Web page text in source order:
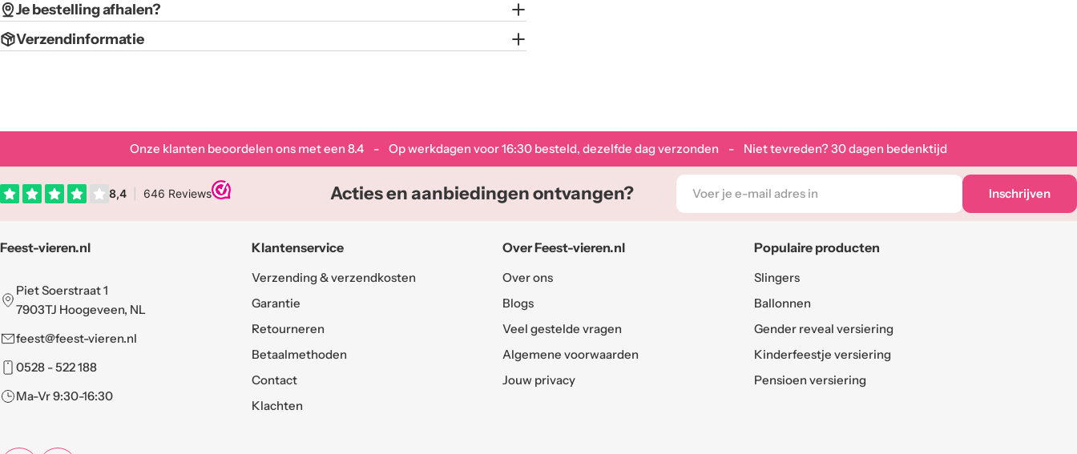
Je bestelling afhalen?
Verzendinformatie
Onze klanten beoordelen ons met een 8.4 - Op werkdagen voor 16:30 besteld, dezelfde dag verzonden - Niet tevreden? 30 dagen bedenktijd
Acties en aanbiedingen ontvangen?
E-
mail
Inschrijven
Feest-vieren.nl
Piet Soerstraat 1
7903TJ Hoogeveen, NL
feest@feest-vieren.nl
0528 - 522 188
Ma-Vr 9:30-16:30
Klantenservice
Verzending & verzendkosten
Garantie
Retourneren
Betaalmethoden
Contact
Klachten
Over Feest-vieren.nl
Over ons
Blogs
Veel gestelde vragen
Algemene voorwaarden
Jouw privacy
Populaire producten
Slingers
Ballonnen
Gender reveal versiering
Kinderfeestje versiering
Pensioen versiering